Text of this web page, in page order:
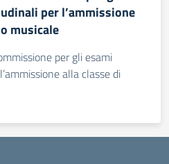
per l’ammissione
musicale
per gli esami
alla classe di